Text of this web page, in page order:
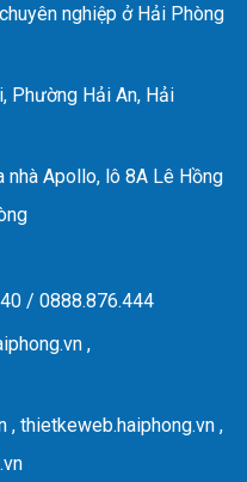
nghiệp ở Hải Phòng
Phường Hải An, Hải
nhà Apollo, lô 8A Lê Hồng
/ 0888.876.444
,
, thietkeweb.haiphong.vn ,